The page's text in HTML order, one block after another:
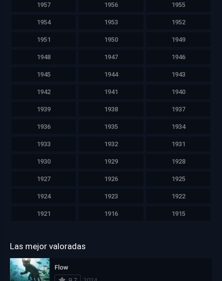
1957 1956 1955
1954 1953 1952
1951 1950 1949
1948 1947 1946
1945 1944 1943
1942 1941 1940
1939 1938 1937
1936 1935 1934
1933 1932 1931
1930 1929 1928
1927 1926 1925
1924 1923 1922
1921 1916 1915
Las mejor valoradas
Flow